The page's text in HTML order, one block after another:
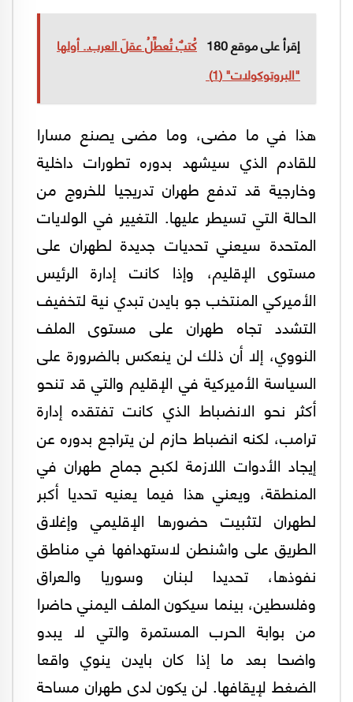
إقرأ على موقع 180
كُتبٌ تُعطِّلُ عقلَ العرب.. أولها
"البروتوكولات" (1)
هذا في ما مضى، وما مضى يصنع مسارا
للقادم الذي سيشهد بدوره تطورات داخلية
وخارجية قد تدفع طهران تدريجيا للخروج من
الحالة التي تسيطر عليها. التغيير في الولايات
المتحدة سيعني تحديات جديدة لطهران على
مستوى الإقليم، وإذا كانت إدارة الرئيس
الأميركي المنتخب جو بايدن تبدي نية لتخفيف
التشدد تجاه طهران على مستوى الملف
النووي، إلا أن ذلك لن ينعكس بالضرورة على
السياسة الأميركية في الإقليم والتي قد تنحو
أكثر نحو الانضباط الذي كانت تفتقده إدارة
ترامب، لكنه انضباط حازم لن يتراجع بدوره عن
إيجاد الأدوات اللازمة لكبح جماح طهران في
المنطقة، ويعني هذا فيما يعنيه تحديا أكبر
لطهران لتثبيت حضورها الإقليمي وإغلاق
الطريق على واشنطن لاستهدافها في مناطق
نفوذها، تحديدا لبنان وسوريا والعراق
وفلسطين، بينما سيكون الملف اليمني حاضرا
من بوابة الحرب المستمرة والتي لا يبدو
واضحا بعد ما إذا كان بايدن ينوي واقعا
الضغط لإيقافها. لن يكون لدى طهران مساحة